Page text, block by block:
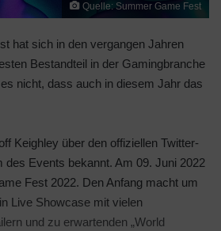
Quelle: Summer Game Fest
hat sich in den vergangen Jahren
Bestandteil in der Gamingbranche
nicht, dass auch in diesem Jahr das
Keighley über den offiziellen Twitter-
des Events bekannt. Am 09. Juni 2022
Fest 2022. Den Anfang macht um
Live Showcase mit vielen
und zu erwartenden „World